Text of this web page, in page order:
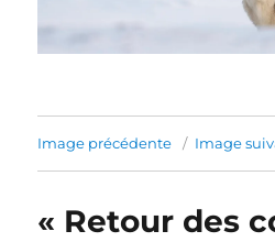
Image précédente Image
« Retour des